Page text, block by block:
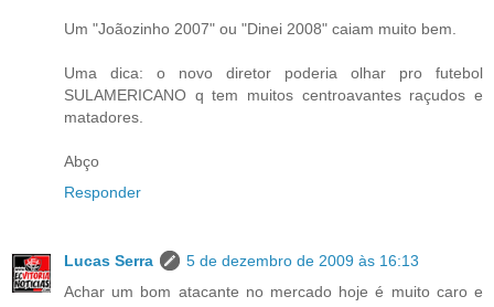
Um "Joãozinho 2007" ou "Dinei 2008" caiam muito bem.
Uma dica: o novo diretor poderia olhar pro futebol
SULAMERICANO q tem muitos centroavantes raçudos e
matadores.
Abço
Responder
Lucas Serra
5 de dezembro de 2009 às 16:13
Achar um bom atacante no mercado hoje é muito caro e